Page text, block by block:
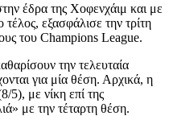
έδρα της Χοφενχάιμ και με
εξασφάλισε την τρίτη
του Champions League.
την τελευταία
για μία θέση. Αρχικά, η
5), με νίκη επί της
με την τέταρτη θέση.